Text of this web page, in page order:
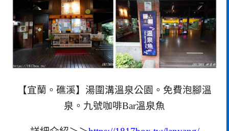
【宜蘭。礁溪】湯圍溝溫泉公園。免費泡腳溫
泉。九號咖啡Bar溫泉魚